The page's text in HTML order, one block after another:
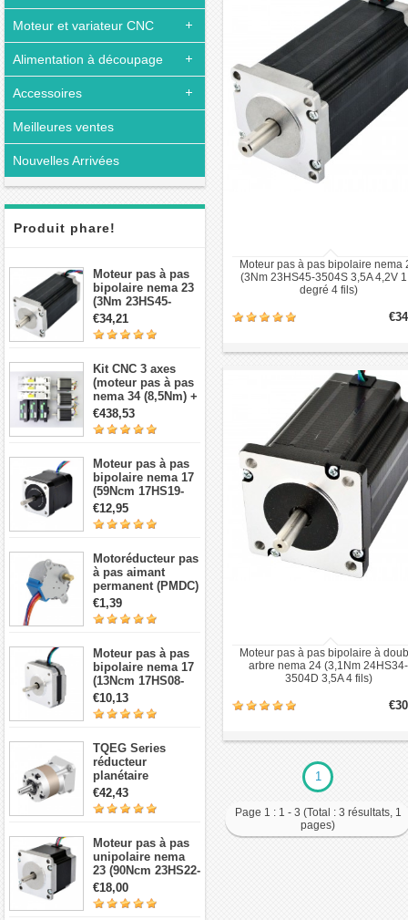
Moteur et variateur CNC
Alimentation à découpage
Accessoires
Meilleures ventes
Nouvelles Arrivées
Produit phare!
Moteur pas à pas
bipolaire nema 23
(3Nm 23HS45-
4204S 4,2A 1,8 deg
3,78V 4 fils）
€34,21
Kit CNC 3 axes
(moteur pas à pas
nema 34 (8,5Nm) +
Driver + source de
courant)
€438,53
Moteur pas à pas
bipolaire nema 17
(59Ncm 17HS19-
2004S1 2A 4 fils
avec câble 1m et
connecteur)
€12,95
Motoréducteur pas
à pas aimant
permanent (PMDC)
5V 28BYJ-48,
réduction 64:1, 4
phases 5 fils 5 V
€1,39
Moteur pas à pas
bipolaire nema 17
(13Ncm 17HS08-
1004S 1,8 degré 1A
3,5V 4 fils)
€10,13
TQEG Series
réducteur
planétaire
TQEG17-G5 5:1
contrecoup 15arc-
min pour moteur
servomoteur Nema
17
€42,43
Moteur pas à pas
unipolaire nema
23 (90Ncm 23HS22-
1006S 1,8 degré 1A
7,4V 6 fils)
€18,00
Moteur pas à pas bipolaire nema
(3Nm 23HS45-3504S 3,5A 4,2V
degré 4 fils)
Moteur pas à pas bipolaire à
arbre nema 24 (3,1Nm 24HS34-
3504D 3,5A 4 fils)
1
Page 1 : 1 - 3 (Total : 3 résultats, 1
pages)